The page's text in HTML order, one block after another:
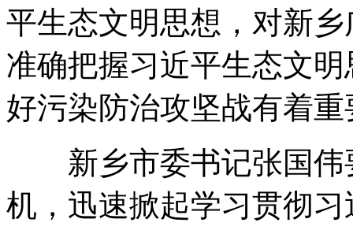
平生态文明思想，对新
准确把握习近平生态文
好污染防治攻坚战有着
新乡市委书记张国伟
机，迅速掀起学习贯彻